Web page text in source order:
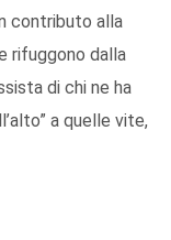
contributo alla
rifuggono dalla
di chi ne ha
a quelle vite,